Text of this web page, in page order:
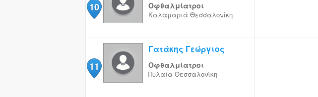
10 Οφθαλμίατροι
Καλαμαριά Θεσσαλονίκη
11
Γατάκης Γεώργιος
Οφθαλμίατροι
Πυλαία Θεσσαλονίκη